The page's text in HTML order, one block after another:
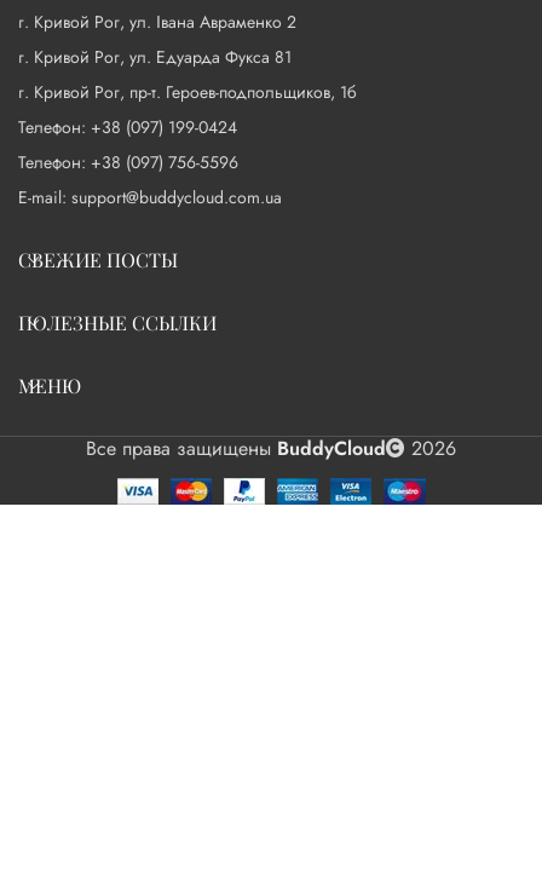
г. Кривой Рог, ул. Івана Авраменко 2
г. Кривой Рог, ул. Едуарда Фукса 81
г. Кривой Рог, пр-т. Героев-подпольщиков, 1б
Телефон: +38 (097) 199-0424
Телефон: +38 (097) 756-5596
E-mail: support@buddycloud.com.ua
СВЕЖИЕ ПОСТЫ
ПОЛЕЗНЫЕ ССЫЛКИ
МЕНЮ
Все права защищены BuddyCloud 2026